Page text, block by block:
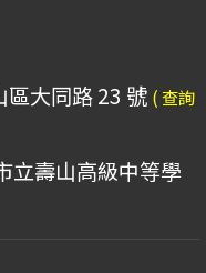
大同路 23 號 ( 查詢
立壽山高級中等學